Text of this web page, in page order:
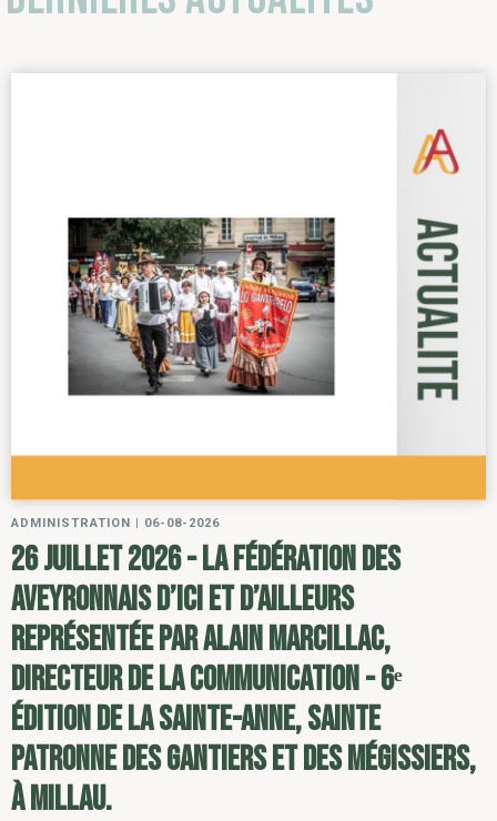
ADMINISTRATION | 06-08-2026
26 juillet 2026 - la Fédération des
Aveyronnais d’ici et d’ailleurs
représentée par Alain Marcillac,
directeur de la communication - 6ᵉ
édition de la Sainte-Anne, sainte
patronne des gantiers et des mégissiers,
à Millau.